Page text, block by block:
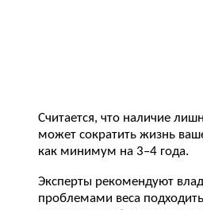
Считается, что наличие
может сократить жизнь
как минимум на 3–4 года.
Эксперты рекомендуют
проблемами веса